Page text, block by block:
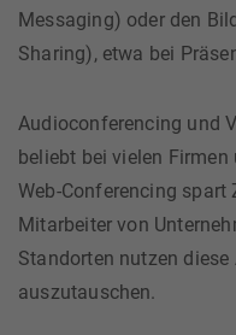
Messaging) oder den
Sharing), etwa bei
Audioconferencing und
beliebt bei vielen
Web-Conferencing spart
Mitarbeiter von
Standorten nutzen
auszutauschen.